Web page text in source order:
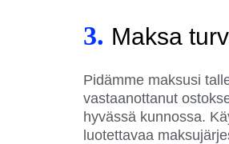
3. Maksa
Pidämme maksusi
vastaanottanut
hyvässä kunnossa.
luotettavaa